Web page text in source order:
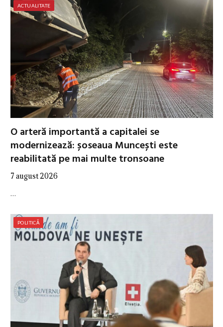
ACTUALITATE
O arteră importantă a capitalei se
modernizează: șoseaua Muncești este
reabilitată pe mai multe tronsoane
7 august 2026
…
POLITICĂ